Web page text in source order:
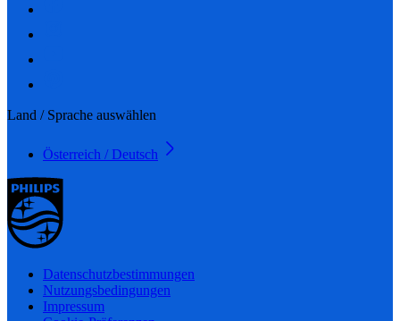
Land / Sprache auswählen
Österreich / Deutsch
Datenschutzbestimmungen
Nutzungsbedingungen
Impressum